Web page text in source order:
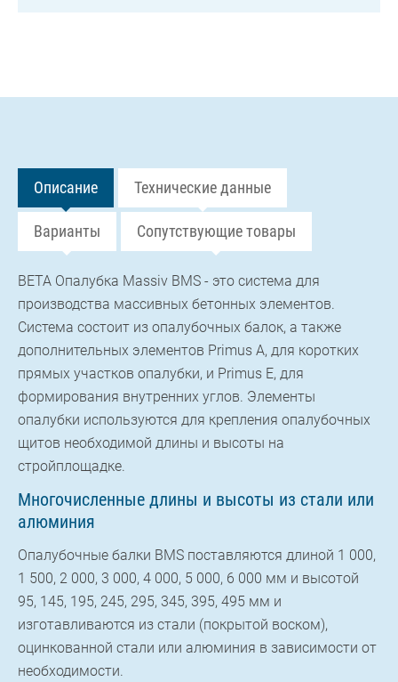
Описание Технические данные
Варианты Сопутствующие товары
BETA Опалубка Massiv BMS - это система для
производства массивных бетонных элементов.
Система состоит из опалубочных балок, а также
дополнительных элементов Primus A, для коротких
прямых участков опалубки, и Primus E, для
формирования внутренних углов. Элементы
опалубки используются для крепления опалубочных
щитов необходимой длины и высоты на
стройплощадке.
Многочисленные длины и высоты из стали или
алюминия
Опалубочные балки BMS поставляются длиной 1 000,
1 500, 2 000, 3 000, 4 000, 5 000, 6 000 мм и высотой
95, 145, 195, 245, 295, 345, 395, 495 мм и
изготавливаются из стали (покрытой воском),
оцинкованной стали или алюминия в зависимости от
необходимости.